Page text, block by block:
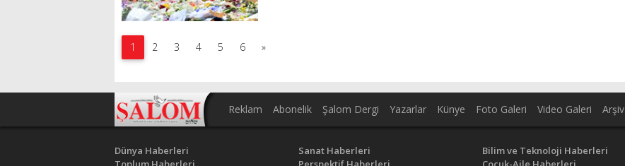
1 2 3 4 5 6 »
Reklam Abonelik Şalom Dergi Yazarlar Künye Foto Galeri Video Galeri Arşiv
Dünya Haberleri
Sanat Haberleri
Bilim ve Teknoloji Haberleri